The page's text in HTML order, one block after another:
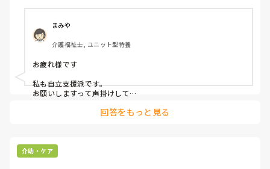
り。どんどん機能低下していきます。もったいなくて仕方な
いのですが、もー無理ですかね。
まみや
介護福祉士, ユニット型特養
お疲れ様です
私も自立支援派です。
お願いしますって声掛けして
入浴時の着脱時、脱ぐ時は見守り
足上げて～とかの対応はするけど
やってしまいます💦
回答をもっと見る
介助・ケア